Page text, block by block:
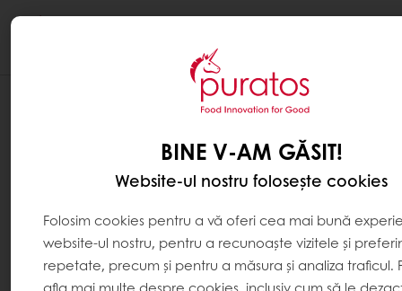
BINE V-AM GĂSIT!
Website-ul nostru folosește cookies
Folosim cookies pentru a vă oferi cea mai bună
website-ul nostru, pentru a recunoaște vizitele și
repetate, precum și pentru a măsura și analiza traficul.